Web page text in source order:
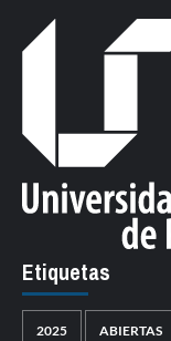
Etiquetas
2025 ABIERTAS